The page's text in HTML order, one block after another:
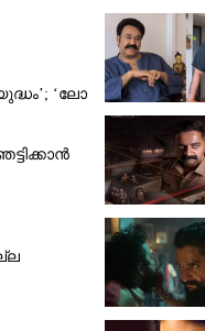
‘ലോ
മന്ത്രം മുഴക്കി